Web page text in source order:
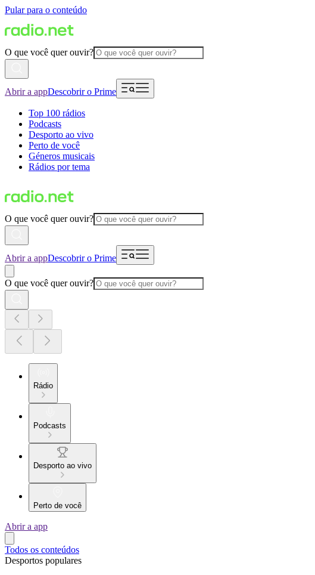
Pular para o conteúdo
O que você quer ouvir?
Abrir a appDescobrir o Prime
Top 100 rádios
Podcasts
Desporto ao vivo
Perto de você
Géneros musicais
Rádios por tema
O que você quer ouvir?
Abrir a appDescobrir o Prime
O que você quer ouvir?
Rádio
Podcasts
Desporto ao vivo
Perto de você
Abrir a app
Todos os conteúdos
Desportos populares